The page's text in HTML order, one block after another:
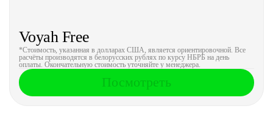
Voyah Free
*Стоимость, указанная в долларах США, является ориентировочной. Все
расчёты производятся в белорусских рублях по курсу НБРБ на день
оплаты. Окончательную стоимость уточняйте у менеджера.
Посмотреть